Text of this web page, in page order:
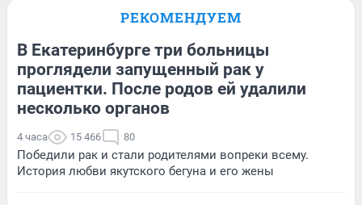
РЕКОМЕНДУЕМ
В Екатеринбурге три больницы
проглядели запущенный рак у
пациентки. После родов ей удалили
несколько органов
4 часа 15 466 80
Победили рак и стали родителями вопреки всему.
История любви якутского бегуна и его жены